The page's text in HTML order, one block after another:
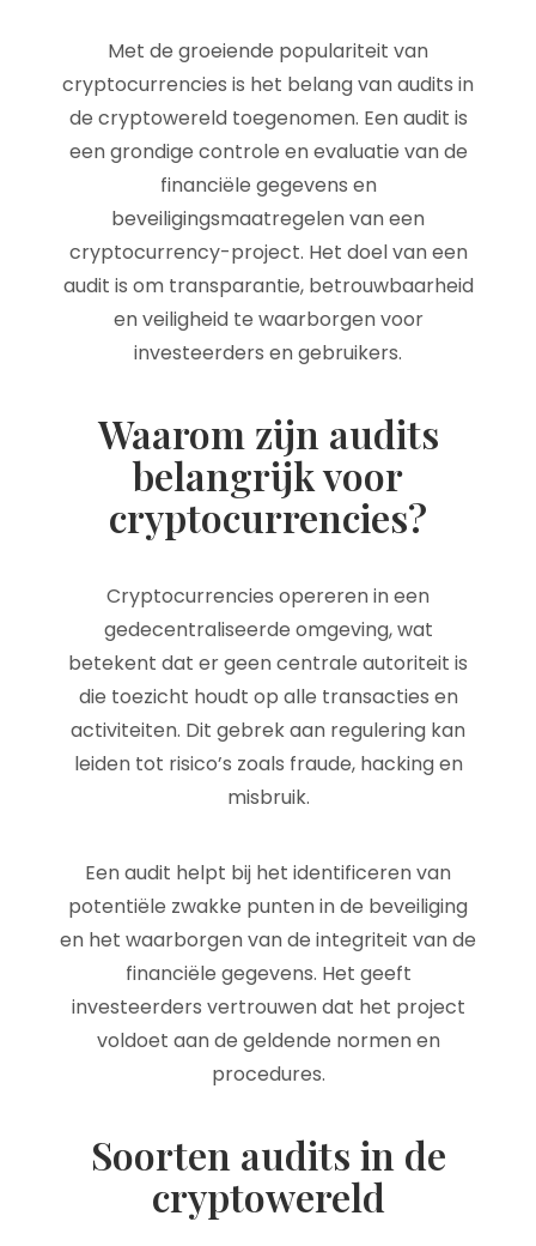
Met de groeiende populariteit van
cryptocurrencies is het belang van audits in
de cryptowereld toegenomen. Een audit is
een grondige controle en evaluatie van de
financiële gegevens en
beveiligingsmaatregelen van een
cryptocurrency-project. Het doel van een
audit is om transparantie, betrouwbaarheid
en veiligheid te waarborgen voor
investeerders en gebruikers.
Waarom zijn audits
belangrijk voor
cryptocurrencies?
Cryptocurrencies opereren in een
gedecentraliseerde omgeving, wat
betekent dat er geen centrale autoriteit is
die toezicht houdt op alle transacties en
activiteiten. Dit gebrek aan regulering kan
leiden tot risico’s zoals fraude, hacking en
misbruik.
Een audit helpt bij het identificeren van
potentiële zwakke punten in de beveiliging
en het waarborgen van de integriteit van de
financiële gegevens. Het geeft
investeerders vertrouwen dat het project
voldoet aan de geldende normen en
procedures.
Soorten audits in de
cryptowereld